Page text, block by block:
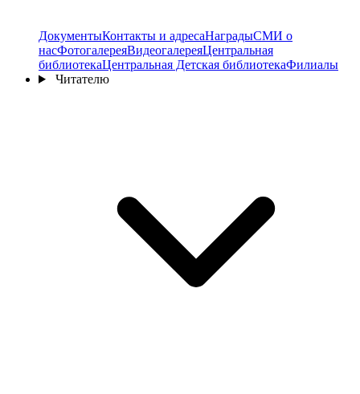
ДокументыКонтакты и адресаНаградыСМИ о
насФотогалереяВидеогалереяЦентральная
библиотекаЦентральная Детская библиотекаФилиалы
Читателю